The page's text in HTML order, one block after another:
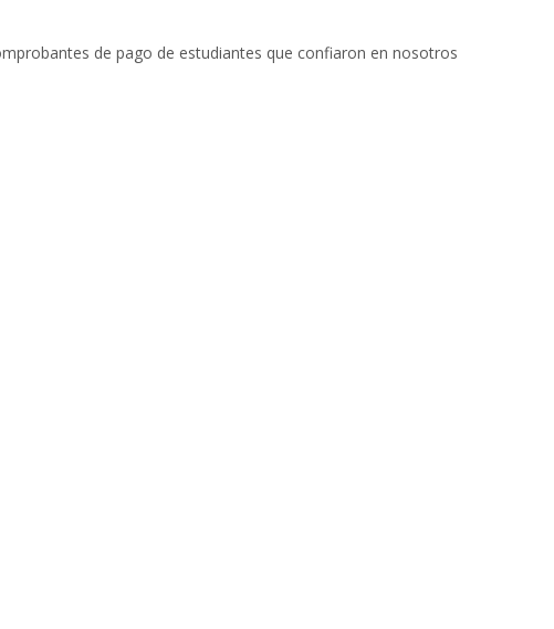
de pago de estudiantes que confiaron en nosotros